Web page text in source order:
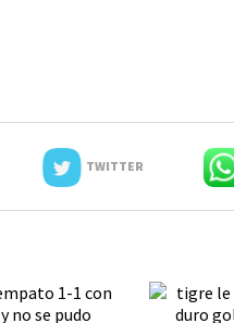
TWITTER